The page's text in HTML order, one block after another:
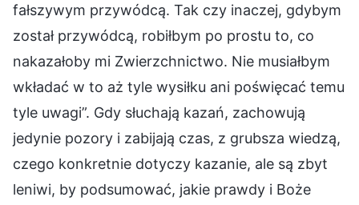
fałszywym przywódcą. Tak czy inaczej, gdybym
został przywódcą, robiłbym po prostu to, co
nakazałoby mi Zwierzchnictwo. Nie musiałbym
wkładać w to aż tyle wysiłku ani poświęcać temu
tyle uwagi”. Gdy słuchają kazań, zachowują
jedynie pozory i zabijają czas, z grubsza wiedzą,
czego konkretnie dotyczy kazanie, ale są zbyt
leniwi, by podsumować, jakie prawdy i Boże